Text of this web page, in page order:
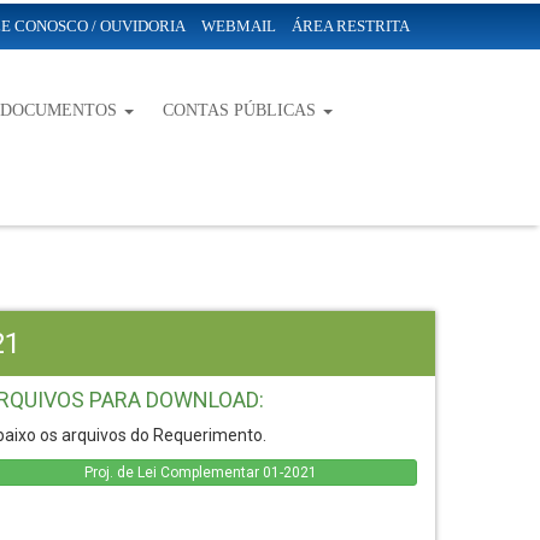
CONOSCO / OUVIDORIA WEBMAIL ÁREA RESTRITA
CONTAS PÚBLICAS
PARA DOWNLOAD:
os arquivos do Requerimento.
Proj. de Lei Complementar 01-2021